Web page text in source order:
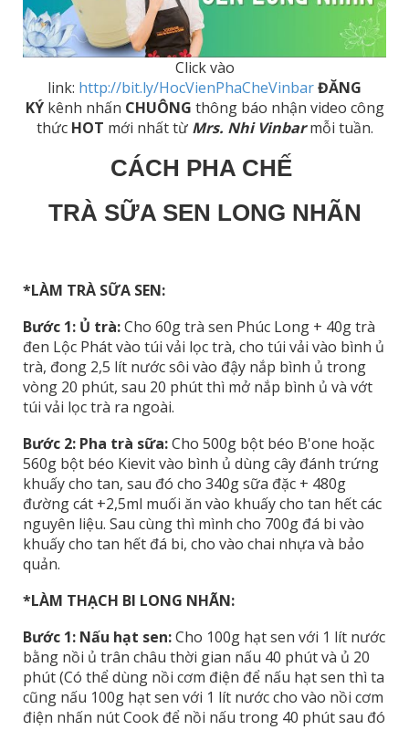
Click vào
link: http://bit.ly/HocVienPhaCheVinbarĐĂNG
KÝkênh nhấn CHUÔNG thông báo nhận video công
thức HOT mới nhất từ Mrs. Nhi Vinbarmỗi tuần.
CÁCH PHA CHẾ
TRÀ SỮA SEN LONG NHÃN
*LÀM TRÀ SỮA SEN:
Bước 1: Ủ trà:Cho 60g trà sen Phúc Long + 40g trà
đen Lộc Phát vào túi vải lọc trà, cho túi vải vào bình ủ
trà, đong 2,5 lít nước sôi vào đậy nắp bình ủ trong
vòng 20 phút, sau 20 phút thì mở nắp bình ủ và vớt
túi vải lọc trà ra ngoài.
Bước 2: Pha trà sữa:Cho 500g bột béo B'one hoặc
560g bột béo Kievit vào bình ủ dùng cây đánh trứng
khuấy cho tan, sau đó cho 340g sữa đặc + 480g
đường cát +2,5ml muối ăn vào khuấy cho tan hết các
nguyên liệu. Sau cùng thì mình cho 700g đá bi vào
khuấy cho tan hết đá bi, cho vào chai nhựa và bảo
quản.
*LÀM THẠCH BI LONG NHÃN:
Bước 1: Nấu hạt sen:Cho 100g hạt sen với 1 lít nước
bằng nồi ủ trân châu thời gian nấu 40 phút và ủ 20
phút (Có thể dùng nồi cơm điện để nấu hạt sen thì ta
cũng nấu 100g hạt sen với 1 lít nước cho vào nồi cơm
điện nhấn nút Cook để nồi nấu trong 40 phút sau đó